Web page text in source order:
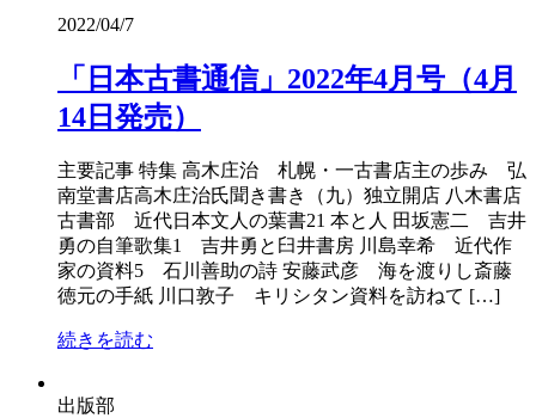
2022/04/7
「日本古書通信」2022年4月号（4月
14日発売）
主要記事 特集 高木庄治 札幌・一古書店主の歩み 弘
南堂書店高木庄治氏聞き書き（九）独立開店 八木書店
古書部 近代日本文人の葉書21 本と人 田坂憲二 吉井
勇の自筆歌集1 吉井勇と臼井書房 川島幸希 近代作
家の資料5 石川善助の詩 安藤武彦 海を渡りし斎藤
徳元の手紙 川口敦子 キリシタン資料を訪ねて […]
続きを読む
出版部